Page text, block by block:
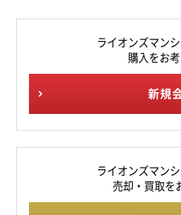
ライオンズマン
購入をお
新規
ライオンズマン
売却・買取を